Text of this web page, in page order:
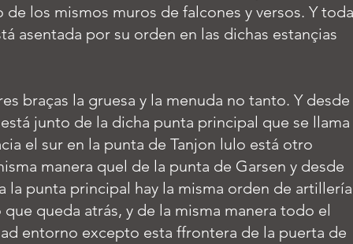
de los mismos muros de falcones y versos. Y toda
asentada por su orden en las dichas estançias
braças la gruesa y la menuda no tanto. Y desde
junto de la dicha punta principal que se llama
el sur en la punta de Tanjon lulo está otro
manera quel de la punta de Garsen y desde
la punta principal hay la misma orden de artillería
queda atrás, y de la misma manera todo el
entorno excepto esta ffrontera de la puerta de